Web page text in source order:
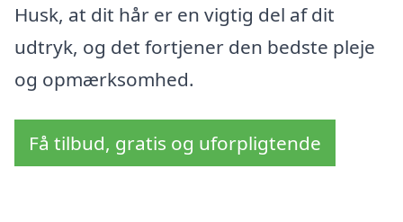
Husk, at dit hår er en vigtig del af dit
udtryk, og det fortjener den bedste pleje
og opmærksomhed.
Få tilbud, gratis og uforpligtende